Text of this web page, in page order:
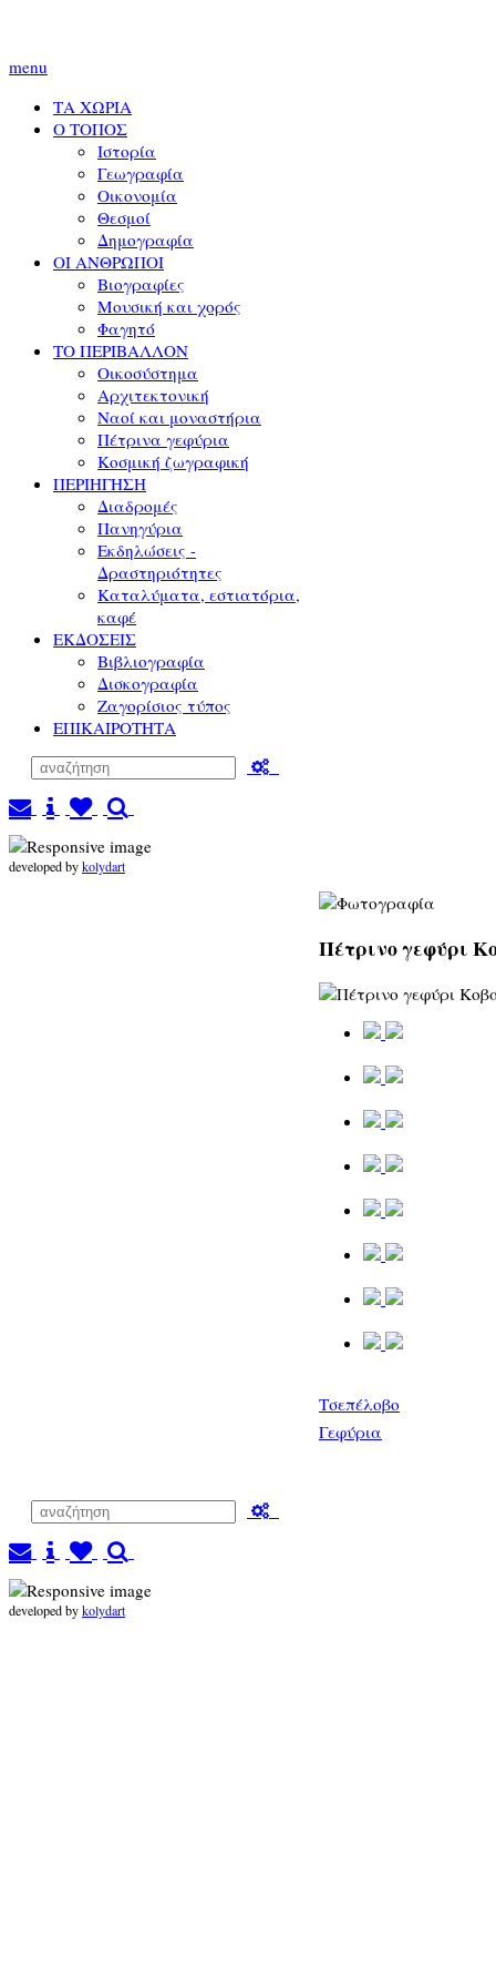
menu
ΤΑ ΧΩΡΙΑ
Ο ΤΟΠΟΣ
Ιστορία
Γεωγραφία
Οικονομία
Θεσμοί
Δημογραφία
ΟΙ ΑΝΘΡΩΠΟΙ
Βιογραφίες
Μουσική και χορός
Φαγητό
ΤΟ ΠΕΡΙΒΑΛΛΟΝ
Οικοσύστημα
Αρχιτεκτονική
Ναοί και μοναστήρια
Πέτρινα γεφύρια
Κοσμική ζωγραφική
ΠΕΡΙΗΓΗΣΗ
Διαδρομές
Πανηγύρια
Εκδηλώσεις -
Δραστηριότητες
Καταλύματα, εστιατόρια,
καφέ
ΕΚΔΟΣΕΙΣ
Βιβλιογραφία
Δισκογραφία
Ζαγορίσιος τύπος
ΕΠΙΚΑΙΡΟΤΗΤΑ
developed bykolydart
Πέτρινο γεφύρι
Τσεπέλοβο
Γεφύρια
developed bykolydart